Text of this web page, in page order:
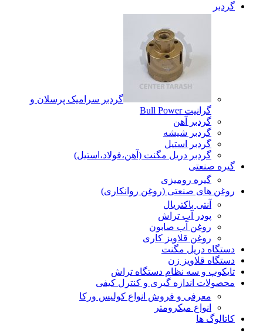
گردبر
گردبر سرامیک پرسلان و
گرانیت Bull Power
گردبر آهن
گردبر شیشه
گردبر استیل
گردبر دریل مگنت (آهن،فولاد،استیل)
گیره صنعتی
گیره رومیزی
روغن های صنعتی (روغن روانکاری)
آنتی باکتریال
پودر آب تراش
روغن آب صابون
روغن قلاویز کاری
دستگاه دریل مگنت
دستگاه قلاویز زن
تایکوپ و سه نظام دستگاه تراش
محصولات اندازه گیری و کنترل کیفی
معرفی و فروش انواع کولیس ورکا
انواع میکرومتر
کاتالوگ ها